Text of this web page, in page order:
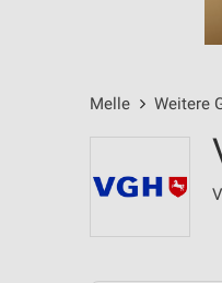
Melle Weitere